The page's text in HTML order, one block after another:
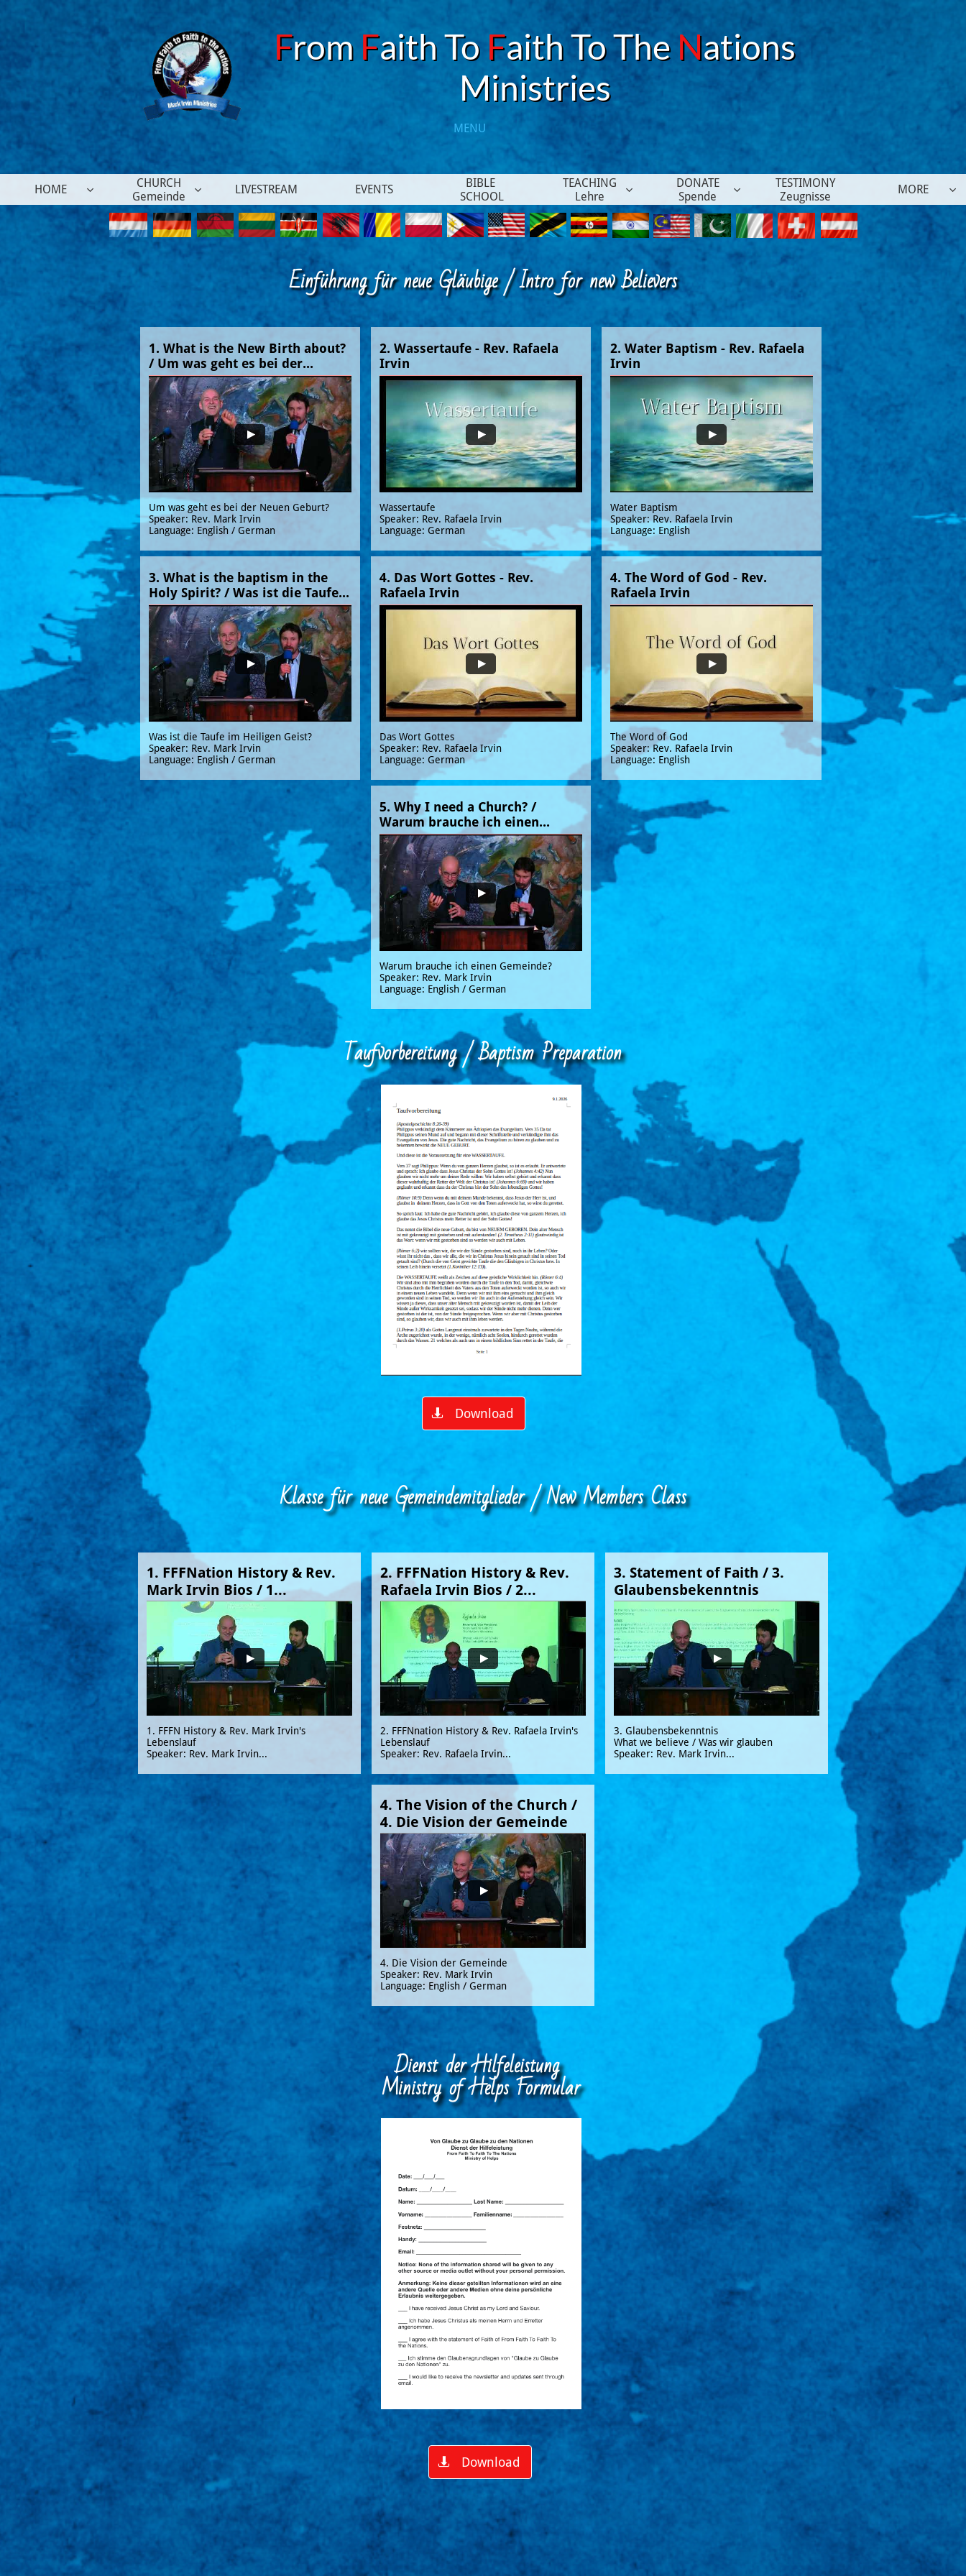
From Faith To Faith To TheNations
​Ministries
MENU​
HOME 
CHURCH
Gemeinde
 LIVESTREAM EVENTS
BIBLE
SCHOOL
TEACHING
Lehre

DONATE
Spende

TESTIMONY
Zeugnisse
MORE 
1. What is the New Birth about?
/ Um was geht es bei der...
Um was geht es bei der Neuen Geburt?
Speaker: Rev. Mark Irvin
Language: English / German
2. Wassertaufe - Rev. Rafaela
Irvin
Wassertaufe
Speaker: Rev. Rafaela Irvin
Language: German
2. Water Baptism - Rev. Rafaela
Irvin
Water Baptism
Speaker: Rev. Rafaela Irvin
Language: English
3. What is the baptism in the
Holy Spirit? / Was ist die Taufe...
Was ist die Taufe im Heiligen Geist?
Speaker: Rev. Mark Irvin
Language: English / German
4. Das Wort Gottes - Rev.
Rafaela Irvin
Das Wort Gottes
Speaker: Rev. Rafaela Irvin
Language: German
4. The Word of God - Rev.
Rafaela Irvin
The Word of God
Speaker: Rev. Rafaela Irvin
Language: English
5. Why I need a Church? /
Warum brauche ich einen...
Warum brauche ich einen Gemeinde?
Speaker: Rev. Mark Irvin
Language: English / German
Einführung für neue Gläubige / Intro for new Believers
Taufvorbereitung / Baptism Preparation
Download

1. FFFNation History & Rev.
Mark Irvin Bios / 1...
1. FFFN History & Rev. Mark Irvin's
Lebenslauf
Speaker: Rev. Mark Irvin...
2. FFFNation History & Rev.
Rafaela Irvin Bios / 2...
2. FFFNnation History & Rev. Rafaela Irvin's
Lebenslauf
Speaker: Rev. Rafaela Irvin...
3. Statement of Faith / 3.
Glaubensbekenntnis
3. Glaubensbekenntnis
What we believe / Was wir glauben
Speaker: Rev. Mark Irvin...
4. The Vision of the Church /
4. Die Vision der Gemeinde
4. Die Vision der Gemeinde
Speaker: Rev. Mark Irvin
Language: English / German
Download

Klasse für neue Gemeindemitglieder / New Members Class
Dienst der Hilfeleistung
Ministry of Helps Formular